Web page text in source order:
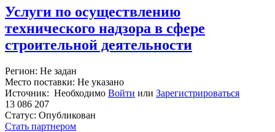
Услуги по осуществлению
технического надзора в сфере
строительной деятельности
Регион: Не задан
Место поставки: Не указано
Источник: Необходимо Войти или Зарегистрироваться
13 086 207
Статус: Опубликован
Стать партнером